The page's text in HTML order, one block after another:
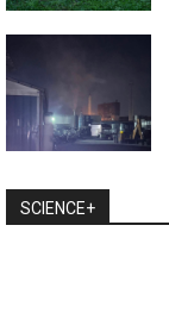
SCIENCE+